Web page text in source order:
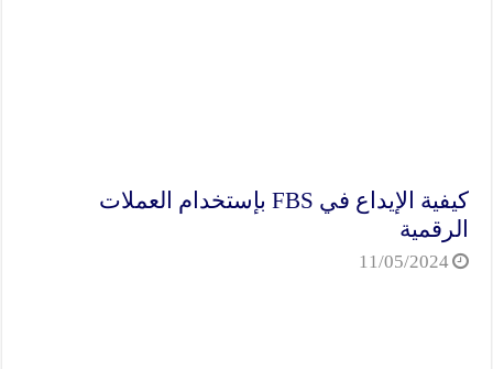
كيفية الإيداع في FBS بإستخدام العملات
الرقمية
11/05/2024